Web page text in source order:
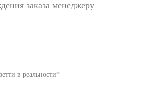
заказа менеджеру
в реальности*